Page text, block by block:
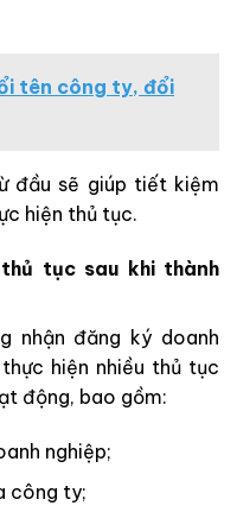
tên công ty, đổi
đầu sẽ giúp tiết kiệm
hiện thủ tục.
tục sau khi thành
nhận đăng ký doanh
hiện nhiều thủ tục
động, bao gồm:
nghiệp;
công ty;